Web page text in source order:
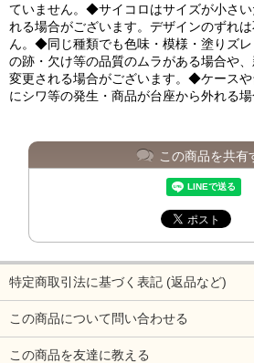
ていません。◆サイコロはサイズが小さ
れる場合がございます。デザインのずれ
ん。◆同じ種類でも色味・模様・塗りズ
の跡・欠け等の品質のムラがある場合や
変更される場合がございます。◆ケース
にシワ等の発生・商品が台座から外れる場
この商品を共有
特定商取引法に基づく表記 (返品など)
この商品について問い合わせる
この商品を友達に教える